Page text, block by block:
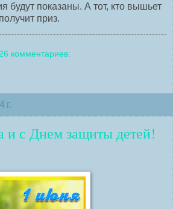
будут показаны. А тот, кто вышьет
приз.
26 комментариев:
г.
и с Днем защиты детей!